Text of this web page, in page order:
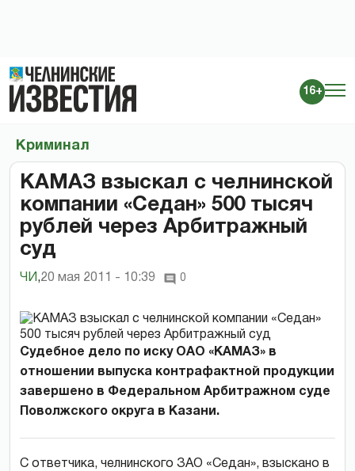
16+
Криминал
КАМАЗ взыскал с челнинской
компании «Седан» 500 тысяч
рублей через Арбитражный
суд
ЧИ ,20 мая 2011 - 10:39 0
Судебное дело по иску ОАО «КАМАЗ» в
отношении выпуска контрафактной продукции
завершено в Федеральном Арбитражном суде
Поволжского округа в Казани.
С ответчика, челнинского ЗАО «Седан», взыскано в